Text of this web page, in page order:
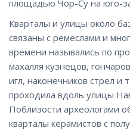
площадью Чор-Су на юго-
Кварталы и улицы около
связаны с ремеслами и
времени назывались по
махалля кузнецов,
игл, наконечников стрел и
проходила вдоль улицы
Поблизости археологами
кварталы керамистов с